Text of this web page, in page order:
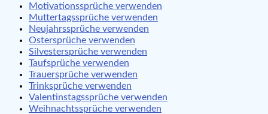
Motivationssprüche verwenden
Muttertagssprüche verwenden
Neujahrssprüche verwenden
Ostersprüche verwenden
Silvestersprüche verwenden
Taufsprüche verwenden
Trauersprüche verwenden
Trinksprüche verwenden
Valentinstagssprüche verwenden
Weihnachtssprüche verwenden